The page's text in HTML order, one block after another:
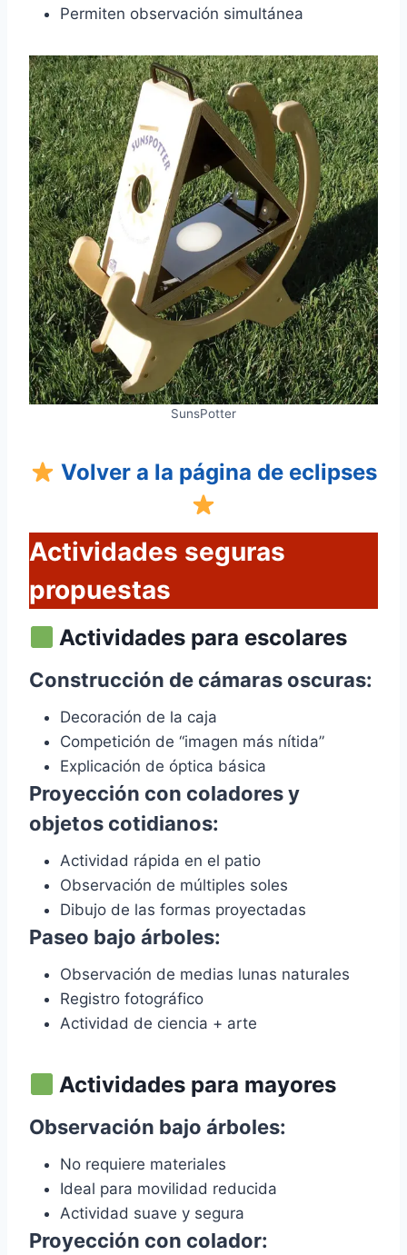
Permiten observación simultánea
SunsPotter
Volver a la página de eclipses
Actividades seguras
propuestas
Actividades para escolares
Construcción de cámaras oscuras:
Decoración de la caja
Competición de “imagen más nítida”
Explicación de óptica básica
Proyección con coladores y
objetos cotidianos:
Actividad rápida en el patio
Observación de múltiples soles
Dibujo de las formas proyectadas
Paseo bajo árboles:
Observación de medias lunas naturales
Registro fotográfico
Actividad de ciencia + arte
Actividades para mayores
Observación bajo árboles:
No requiere materiales
Ideal para movilidad reducida
Actividad suave y segura
Proyección con colador: